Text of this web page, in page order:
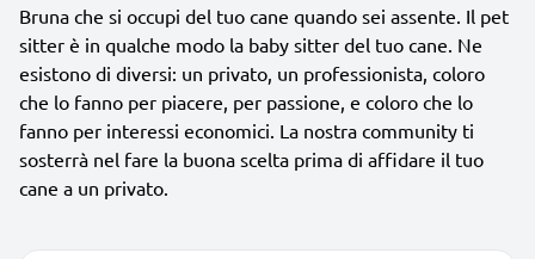
Bruna che si occupi del tuo cane quando sei assente. Il pet
sitter è in qualche modo la baby sitter del tuo cane. Ne
esistono di diversi: un privato, un professionista, coloro
che lo fanno per piacere, per passione, e coloro che lo
fanno per interessi economici. La nostra community ti
sosterrà nel fare la buona scelta prima di affidare il tuo
cane a un privato.